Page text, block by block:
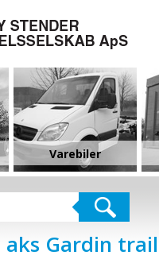
Varebiler
aks Gardin